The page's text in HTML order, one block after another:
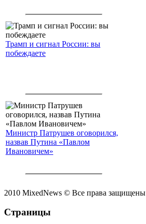
Трамп и сигнал России: вы
побеждаете
Министр Патрушев оговорился,
назвав Путина «Павлом
Ивановичем»
2010 MixedNews © Все права защищены
Страницы